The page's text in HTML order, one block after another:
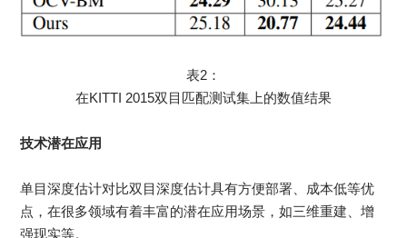
表2：
在KITTI 2015双目匹配测试集上的数值结果
技术潜在应用
单目深度估计对比双目深度估计具有方便部署、成本低等优
点，在很多领域有着丰富的潜在应用场景，如三维重建、增
强现实等。